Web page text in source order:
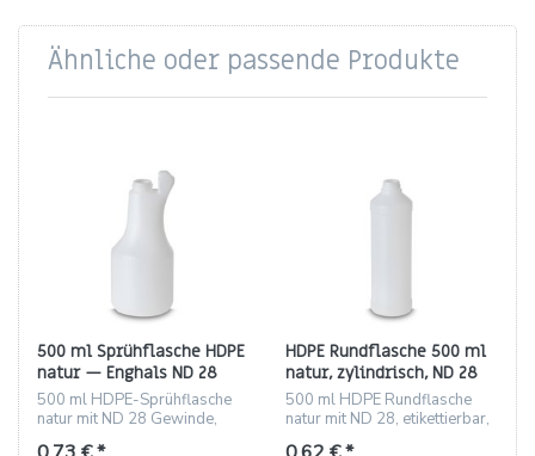
Ähnliche oder passende Produkte
500 ml Sprühflasche HDPE
natur — Enghals ND 28
500 ml HDPE-Sprühflasche
natur mit ND 28 Gewinde,
HDPE Rundflasche 500 ml
natur, zylindrisch, ND 28
500 ml HDPE Rundflasche
natur mit ND 28, etikettierbar,